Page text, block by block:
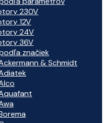
230V
12V
24V
36V
značiek
& Schmidt